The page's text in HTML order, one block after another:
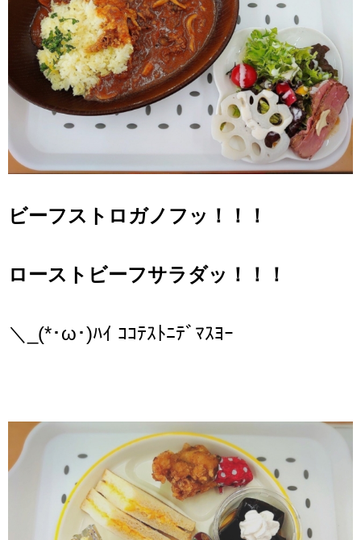
ビーフストロガノフッ！！！
ローストビーフサラダッ！！！
＼_(*･ω･)ﾊｲ ｺｺﾃｽﾄﾆﾃﾞﾏｽﾖｰ